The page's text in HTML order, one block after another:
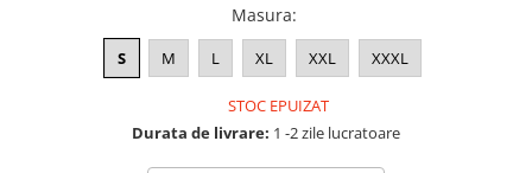
Masura:
S M L XL XXL XXXL
STOC EPUIZAT
Durata de livrare: 1 -2 zile lucratoare